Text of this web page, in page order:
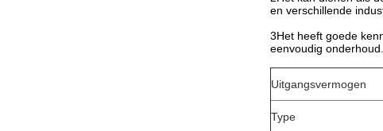
en verschillende
3Het heeft goede
eenvoudig onderhoud.
Uitgangsvermogen
Type